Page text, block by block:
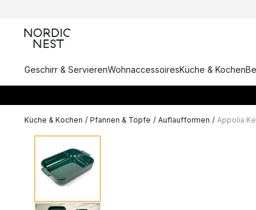
Geschirr & ServierenWohnaccessoiresKüche & Kochen
Küche & Kochen / Pfannen & Töpfe / Auflaufformen / Appolia